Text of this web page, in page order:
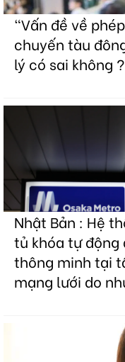
"Vấn đề về
chuyến tàu
lý có sai không ?
Nhật Bản : Hệ
tủ khóa tự
thông minh tại
mạng lưới do